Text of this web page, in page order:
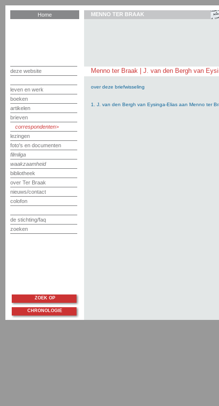
Home
deze website
leven en werk
boeken
artikelen
brieven
correspondenten
lezingen
foto's en documenten
filmliga
waakzaamheid
bibliotheek
over Ter Braak
nieuws/contact
colofon
de stichting/faq
zoeken
MENNO TER BRAAK
Menno ter Braak | J. van den Bergh van
over deze briefwisseling
1. J. van den Bergh van Eysinga-Elias aan Menno ter
ZOEK OP
CHRONOLOGIE